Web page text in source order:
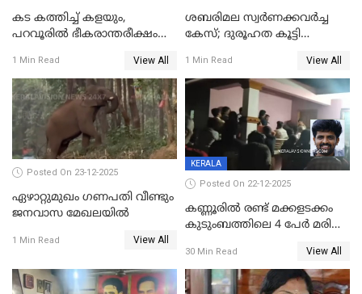
കട കത്തിച്ച് കളയും,
പറവൂരില്‍ ഭീകരാന്തരീക്ഷം
1 Min Read View All
ശബരിമല സ്വര്‍ണക്കവര്‍ച്ച
കേസ്; ദുരൂഹത കൂട്ടി
1 Min Read View All
Posted On 23-12-2025
ഏഴാറ്റുമുഖം ഗണപതി വീണ്ടും
ജനവാസ മേഖലയിൽ
1 Min Read View All
KERALA
Posted On 22-12-2025
കണ്ണൂരിൽ രണ്ട് മക്കളടക്കം
കുടുംബത്തിലെ 4 പേർ മരിച്ച
30 Min Read View All